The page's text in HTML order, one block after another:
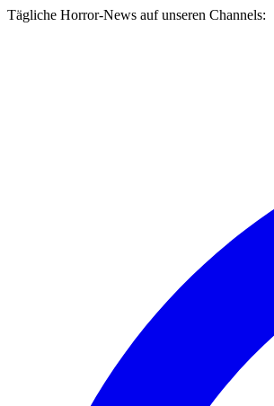
Tägliche Horror-News auf unseren Channels: